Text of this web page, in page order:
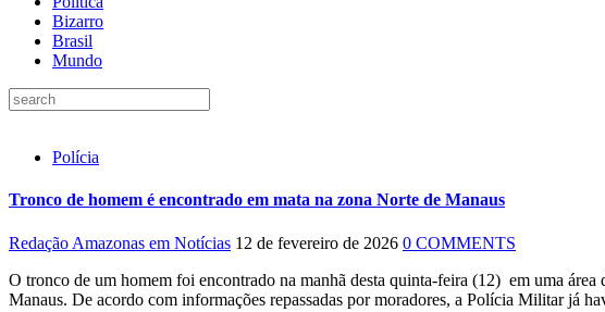
Bizarro
Brasil
Mundo
Polícia
Tronco de homem é encontrado em mata na zona Norte de Manaus
Redação Amazonas em Notícias 12 de fevereiro de 2026 0 COMMENTS
O tronco de um homem foi encontrado na manhã desta quinta-feira (12) em uma
Manaus. De acordo com informações repassadas por moradores, a Polícia Militar já